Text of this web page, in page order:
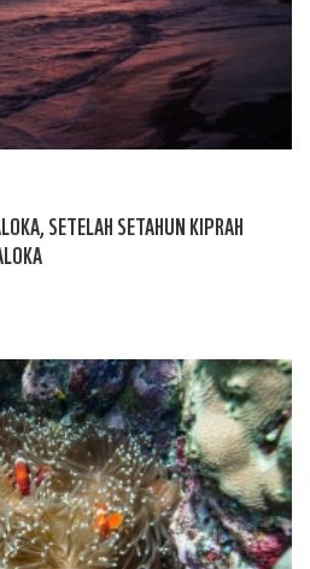
SETELAH SETAHUN KIPRAH